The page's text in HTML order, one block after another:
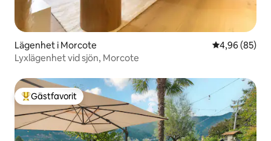
Lägenhet i Morcote 4,96 av 5 i
4,96 (85)
Lyxlägenhet vid sjön, Morcote
Populär gästfavorit
Gästfavorit